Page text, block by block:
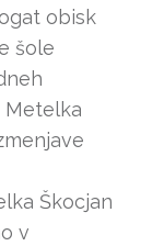
obisk
šole
Metelka
Škocjan
v